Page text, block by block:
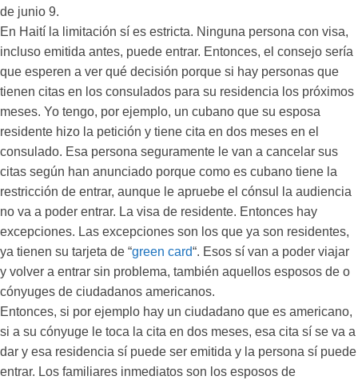
de junio 9.
En Haití la limitación sí es estricta. Ninguna persona con visa,
incluso emitida antes, puede entrar. Entonces, el consejo sería
que esperen a ver qué decisión porque si hay personas que
tienen citas en los consulados para su residencia los próximos
meses. Yo tengo, por ejemplo, un cubano que su esposa
residente hizo la petición y tiene cita en dos meses en el
consulado. Esa persona seguramente le van a cancelar sus
citas según han anunciado porque como es cubano tiene la
restricción de entrar, aunque le apruebe el cónsul la audiencia
no va a poder entrar. La visa de residente. Entonces hay
excepciones. Las excepciones son los que ya son residentes,
ya tienen su tarjeta de “green card“. Esos sí van a poder viajar
y volver a entrar sin problema, también aquellos esposos de o
cónyuges de ciudadanos americanos.
Entonces, si por ejemplo hay un ciudadano que es americano,
si a su cónyuge le toca la cita en dos meses, esa cita sí se va a
dar y esa residencia sí puede ser emitida y la persona sí puede
entrar. Los familiares inmediatos son los esposos de